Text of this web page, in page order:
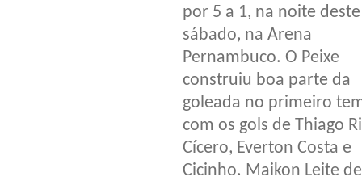
por 5 a 1, na noite deste
sábado, na Arena
Pernambuco. O Peixe
construiu boa parte da
goleada no primeiro
com os gols de Thiago
Cícero, Everton Costa e
Cicinho. Maikon Leite